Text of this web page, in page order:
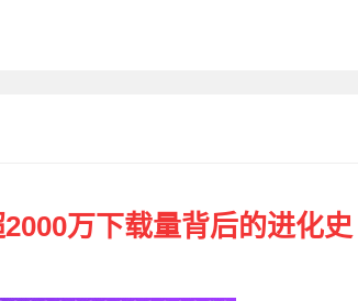
万下载量背后的进化史